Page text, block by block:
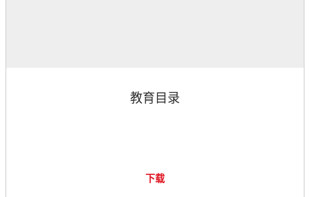
教育目录
下载